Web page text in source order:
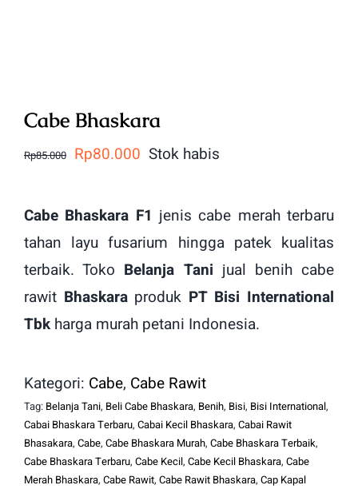
Cabe Bhaskara
Rp85.000 Harga
adalah:
Rp85.000.
Rp80.000 Harga
ini
adalah:
Rp80.000.
Stok habis
Cabe Bhaskara F1 jenis cabe merah terbaru
tahan layu fusarium hingga patek kualitas
terbaik. Toko Belanja Tani jual benih cabe
rawit Bhaskaraproduk PT Bisi International
Tbk harga murah petani Indonesia.
Kategori: Cabe, Cabe Rawit
Tag: Belanja Tani, Beli Cabe Bhaskara, Benih, Bisi, Bisi International,
Cabai Bhaskara Terbaru, Cabai Kecil Bhaskara, Cabai Rawit
Bhasakara, Cabe, Cabe Bhaskara Murah, Cabe Bhaskara Terbaik,
Cabe Bhaskara Terbaru, Cabe Kecil, Cabe Kecil Bhaskara, Cabe
Merah Bhaskara, Cabe Rawit, Cabe Rawit Bhaskara, Cap Kapal